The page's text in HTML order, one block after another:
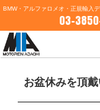
BMW・アルファロメオ・正規輸入
03-
HOME>お知らせ
お盆休みを頂戴